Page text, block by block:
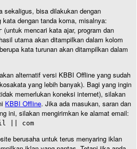
sekaligus, bisa dilakukan dengan
dengan tanda koma, misalnya:
(untuk mencari kata ajar, program dan
utama akan ditampilkan dalam kolom
kata turunan akan ditampilkan dalam
alternatif versi KBBI Offline yang sudah
yang lebih banyak). Bagi yang ingin
memerlukan koneksi internet), silakan
KBBI Offline. Jika ada masukan, saran dan
ini, silakan mengirimkan ke alamat email:
|| com
berusaha untuk terus menyaring iklan